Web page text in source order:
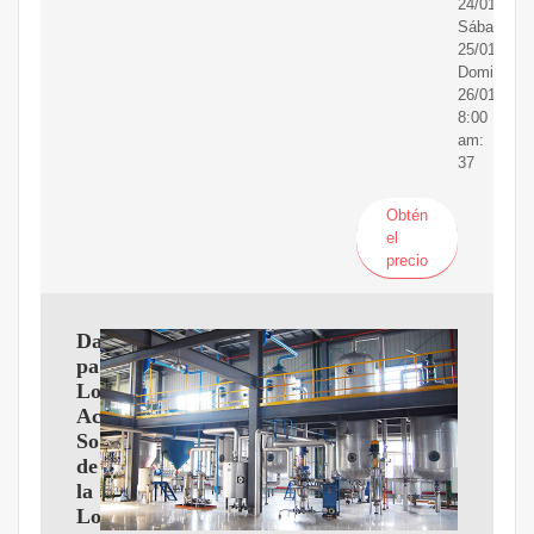
24/01/25
Sábado
25/01/25
Domingo
26/01/25;
8:00
am:
37
Obtén
el
precio
Datos
para
Lotto
Activo:
Sorteos
de
la
Lotería